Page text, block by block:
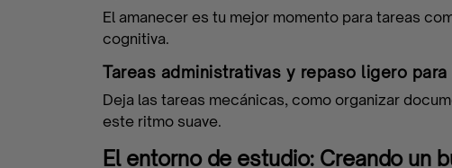
El amanecer es tu mejor momento para tareas
cognitiva.
Tareas administrativas y repaso ligero
Deja las tareas mecánicas, como organizar
este ritmo suave.
El entorno de estudio: Creando un